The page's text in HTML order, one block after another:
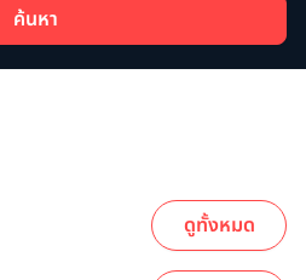
ค้นหา
ดูทั้งหมด